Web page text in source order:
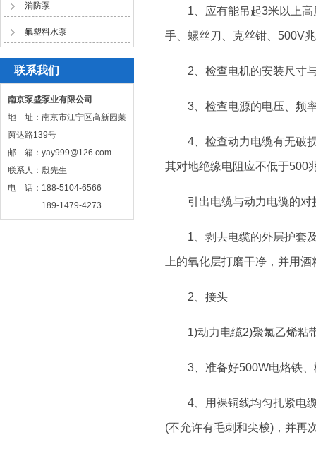
消防泵
氟塑料水泵
联系我们
南京泵盛泵业有限公司
地 址：南京市江宁区高新园莱
茵达路139号
邮 箱：yay999@126.com
联系人：殷先生
电 话：188-5104-6566
189-1479-4273
1、应有能吊起3米以上高
手、螺丝刀、克丝钳、500V
2、检查电机的安装尺寸与
3、检查电源的电压、频率
4、检查动力电缆有无破损
其对地绝缘电阻应不低于500
引出电缆与动力电缆的对
1、剥去电缆的外层护套及
上的氧化层打磨干净，并用
2、接头
1)动力电缆2)聚氯乙烯粘带
3、准备好500W电烙铁、
4、用裸铜线均匀扎紧电缆
(不允许有毛刺和尖梭)，并再